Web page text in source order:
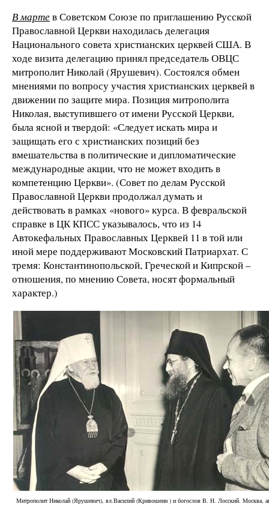
В мартев Советском Союзе по приглашению Русской
Православной Церкви находилась делегация
Национального совета христианских церквей США. В
ходе визита делегацию принял председатель ОВЦС
митрополит Николай (Ярушевич). Состоялся обмен
мнениями по вопросу участия христианских церквей в
движении по защите мира. Позиция митрополита
Николая, выступившего от имени Русской Церкви,
была ясной и твердой: «Следует искать мира и
защищать его с христианских позиций без
вмешательства в политические и дипломатические
международные акции, что не может входить в
компетенцию Церкви». (Совет по делам Русской
Православной Церкви продолжал думать и
действовать в рамках «нового» курса. В февральской
справке в ЦК КПСС указывалось, что из 14
Автокефальных Православных Церквей 11 в той или
иной мере поддерживают Московский Патриархат. С
тремя: Константинопольской, Греческой и Кипрской –
отношения, по мнению Совета, носят формальный
характер.)
Митрополит Николай (Ярушевич), вл.Василий (Кривошеин ) и богослов В. Н. Лосский. Москва,